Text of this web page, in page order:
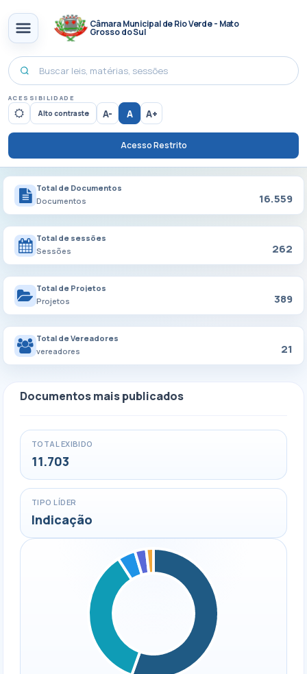
Câmara Municipal de Rio Verde - Mato
Grosso do Sul
ACESSIBILIDADE
Alto contraste A- A A+
Acesso Restrito
Total de Documentos
Documentos
16.559
Total de sessões
Sessões
262
Total de Projetos
Projetos
389
Total de Vereadores
vereadores
21
Documentos mais publicados
TOTAL EXIBIDO
11.703
TIPO LÍDER
Indicação